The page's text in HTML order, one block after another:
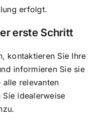
erfolgt.
erste Schritt
kontaktieren Sie Ihre
informieren Sie sie
alle relevanten
idealerweise